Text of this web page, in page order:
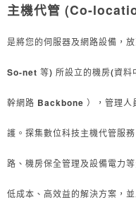
主機代管 (Co-
是將您的伺服器及網路設備，
So-net 等) 所設立的機房(資料
幹網路 Backbone ），管理人
護。探集數位科技主機代管服
路、機房保全管理及設備電力
低成本、高效益的解決方案，